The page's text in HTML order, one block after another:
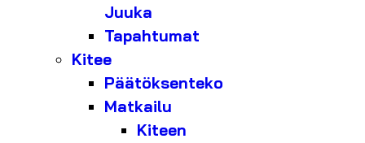
Juuka
Tapahtumat
Kitee
Päätöksenteko
Matkailu
Kiteen